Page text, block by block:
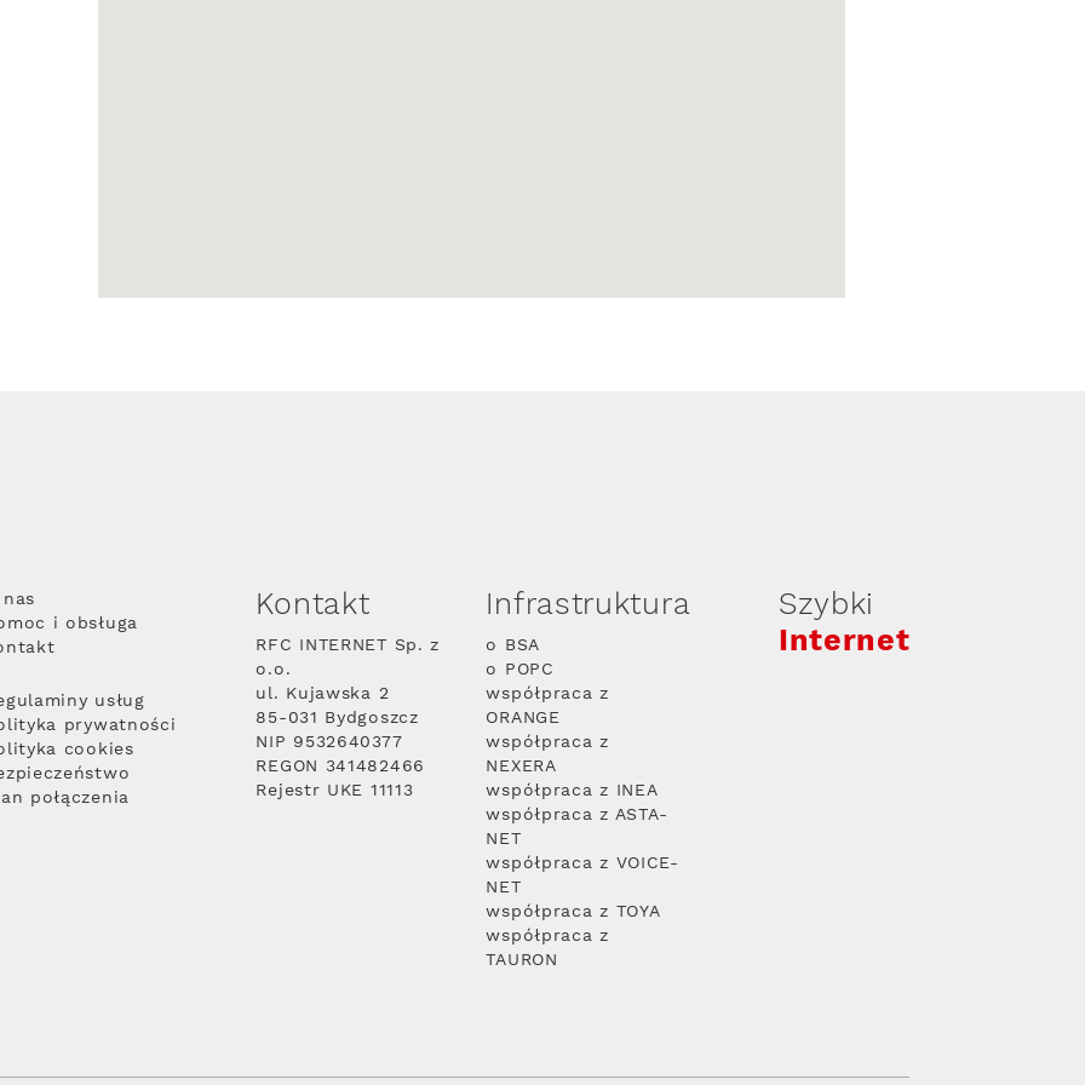
i obsługa
usług
prywatności
cookies
połączenia
Kontakt
RFC INTERNET Sp. z
o.o.
ul. Kujawska 2
85-031 Bydgoszcz
NIP 9532640377
REGON 341482466
Rejestr UKE 11113
Infrastruktura
o BSA
o POPC
współpraca z
ORANGE
współpraca z
NEXERA
współpraca z INEA
współpraca z ASTA-
NET
współpraca z VOICE-
NET
współpraca z TOYA
współpraca z
TAURON
Szybki
Internet